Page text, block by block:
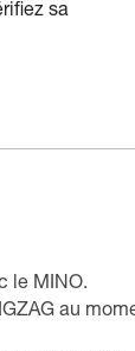
sa
le MINO.
au